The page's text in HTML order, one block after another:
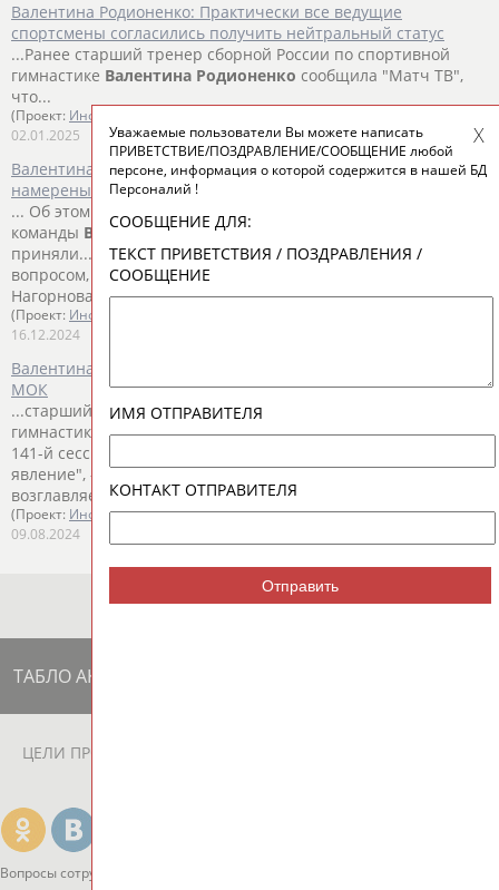
Валентина Родионенко: Практически все ведущие
спортсмены согласились получить нейтральный статус
...Ранее старший тренер сборной России по спортивной
гимнастике Валентина Родионенко сообщила "Матч ТВ",
что...
(Проект: Информационное агентство СТАДИОН
02.01.2025
Валентина Родионенко: Гимнастки Мельникова и Листунова
намерены выступать в нейтральном статусе
... Об этом сообщила старший тренер национальной
команды Валентина Родионенко
приняли... ...тяжелой травмы находится под большим
вопросом, - сказалаРодионенко
Нагорнова, Артура Далалояна...
(Проект: Информационное агентство СТАДИОН
16.12.2024
Валентина Родионенко: Бах не имеет права возглавлять
МОК
...старший тренер сборной России по спортивной
гимнастике
Валентина Родионенко. В октябре 2023 года на
141-й сессии... ...Но я уверена, что это все временное
явление", - сказалаРодионенко. Баху 70 лет. Он
возглавляет МОК с 2013 года. ...
(Проект: Информационное агентство СТАДИОН)
09.08.2024
ТАБЛО АКТИВНОСТИ
ЦЕЛИ ПРОЕКТА
Вопросы сотрудничества и совместной деятельности
Уважаемые пользователи Вы можете написать
ПРИВЕТСТВИЕ/ПОЗДРАВЛЕНИЕ/СООБЩЕНИЕ любой
персоне, информация о которой содержится в нашей БД
Персоналий !
СООБЩЕНИЕ ДЛЯ:
ТЕКСТ ПРИВЕТСТВИЯ / ПОЗДРАВЛЕНИЯ /
СООБЩЕНИЕ
ИМЯ ОТПРАВИТЕЛЯ
КОНТАКТ ОТПРАВИТЕЛЯ
Отправить